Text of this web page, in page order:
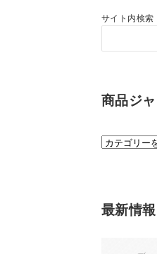
サイト内検索
商品ジ
カ
ー
を
最新情報